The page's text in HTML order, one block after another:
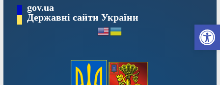
вмісту
gov.ua
Державні сайти України